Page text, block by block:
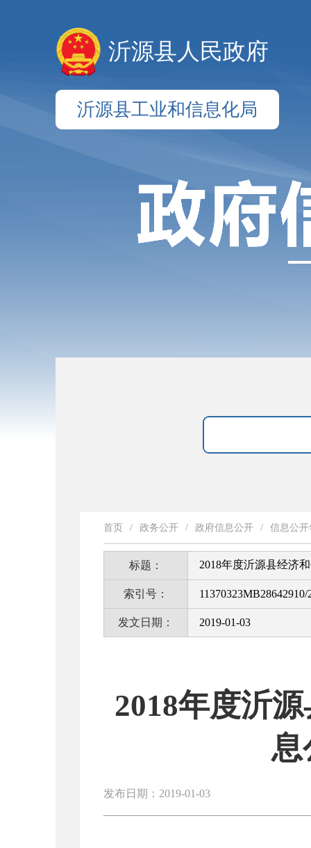
沂源县人民政府
沂源县工业和信息化局
首页 / 政务公开 / 政府信息公开 / 信息公
标题： 2018年度沂源县经济
索引号： 11370323MB28642910/
发文日期： 2019-01-03
2018年度沂
息
发布日期：2019-01-03